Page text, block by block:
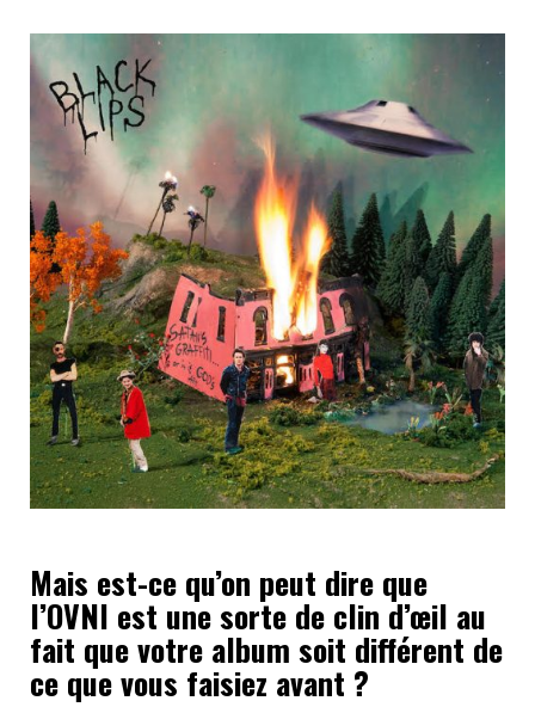
Mais est-ce qu’on peut dire que
l’OVNI est une sorte de clin d’œil au
fait que votre album soit différent de
ce que vous faisiez avant ?